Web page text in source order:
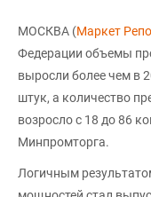
МОСКВА (Маркет
Федерации объемы
выросли более чем в
штук, а количество
возросло с 18 до 86
Минпромторга.
Логичным